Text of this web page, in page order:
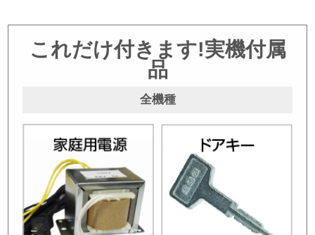
これだけ付きます!実機付属
品
全機種